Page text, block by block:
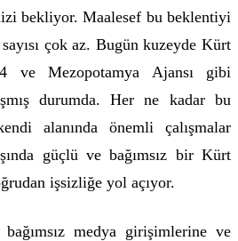
bekliyor. Maalesef bu beklentiyi
çok az. Bugün kuzeyde Kürt
ve Mezopotamya Ajansı gibi
durumda. Her ne kadar bu
alanında önemli çalışmalar
güçlü ve bağımsız bir Kürt
işsizliğe yol açıyor.
medya girişimlerine ve